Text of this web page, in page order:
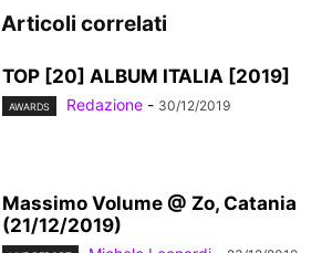
Articoli correlati
TOP [20] ALBUM ITALIA [2019]
AWARDS Redazione - 30/12/2019
Massimo Volume @ Zo, Catania
(21/12/2019)